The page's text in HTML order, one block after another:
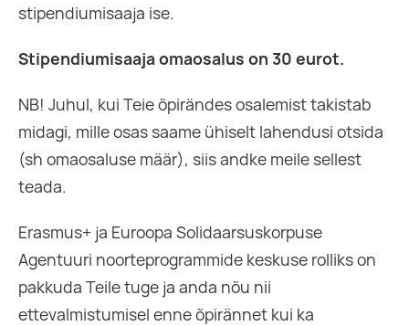
stipendiumisaaja ise.
Stipendiumisaaja omaosalus on 30 eurot.
NB! Juhul, kui Teie õpirändes osalemist takistab
midagi, mille osas saame ühiselt lahendusi otsida
(sh omaosaluse määr), siis andke meile sellest
teada.
Erasmus+ ja Euroopa Solidaarsuskorpuse
Agentuuri noorteprogrammide keskuse rolliks on
pakkuda Teile tuge ja anda nõu nii
ettevalmistumisel enne õpirännet kui ka